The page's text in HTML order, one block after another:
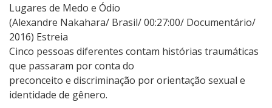
Lugares de Medo e Ódio
(Alexandre Nakahara/ Brasil/ 00:27:00/ Documentário/
2016) Estreia
Cinco pessoas diferentes contam histórias traumáticas
que passaram por conta do
preconceito e discriminação por orientação sexual e
identidade de gênero.